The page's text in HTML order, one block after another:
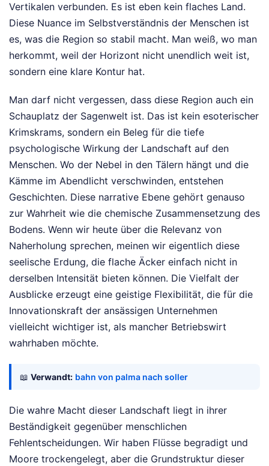
Vertikalen verbunden. Es ist eben kein flaches Land.
Diese Nuance im Selbstverständnis der Menschen ist
es, was die Region so stabil macht. Man weiß, wo man
herkommt, weil der Horizont nicht unendlich weit ist,
sondern eine klare Kontur hat.
Man darf nicht vergessen, dass diese Region auch ein
Schauplatz der Sagenwelt ist. Das ist kein esoterischer
Krimskrams, sondern ein Beleg für die tiefe
psychologische Wirkung der Landschaft auf den
Menschen. Wo der Nebel in den Tälern hängt und die
Kämme im Abendlicht verschwinden, entstehen
Geschichten. Diese narrative Ebene gehört genauso
zur Wahrheit wie die chemische Zusammensetzung des
Bodens. Wenn wir heute über die Relevanz von
Naherholung sprechen, meinen wir eigentlich diese
seelische Erdung, die flache Äcker einfach nicht in
derselben Intensität bieten können. Die Vielfalt der
Ausblicke erzeugt eine geistige Flexibilität, die für die
Innovationskraft der ansässigen Unternehmen
vielleicht wichtiger ist, als mancher Betriebswirt
wahrhaben möchte.
📖 Verwandt: bahn von palma nach soller
Die wahre Macht dieser Landschaft liegt in ihrer
Beständigkeit gegenüber menschlichen
Fehlentscheidungen. Wir haben Flüsse begradigt und
Moore trockengelegt, aber die Grundstruktur dieser